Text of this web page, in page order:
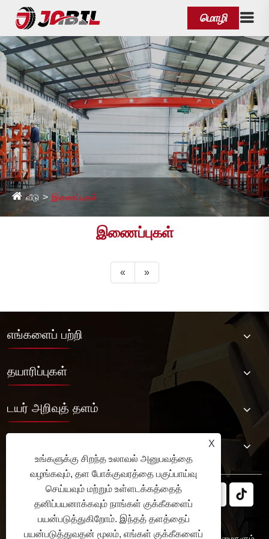
மொழி
வீடு இணைப்புகள்
இணைப்புகள்
« »
எங்களைப் பற்றி
தயாரிப்புகள்
டயர் அறிவுத் தளம்
X
உங்களுக்கு சிறந்த உலாவல் அனுபவத்தை
வழங்கவும், தள போக்குவரத்தை பகுப்பாய்வு
செய்யவும் மற்றும் உள்ளடக்கத்தைத்
தனிப்பயனாக்கவும் நாங்கள் குக்கீகளைப்
பயன்படுத்துகிறோம். இந்தத் தளத்தைப்
பயன்படுத்துவதன் மூலம், எங்கள் குக்கீகளைப்